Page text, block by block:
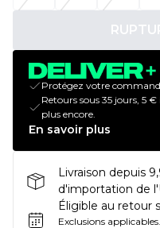
Protégez votre
Retours sous 35 jours, 5
plus encore.
En savoir plus
Livraison depuis
d'importation de
Éligible au retour
Exclusions applicables.